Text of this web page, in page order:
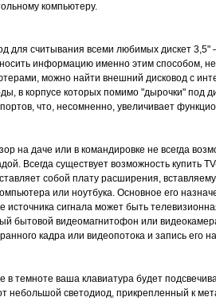
компьютеру.
для считывания всеми любимых дискет
информацию именно этим способом,
можно найти внешний дисковод с
в корпусе которых помимо "дырочки" под
что, несомненно, увеличивает
на даче или в командировке не всегда
Всегда существует возможность купить
собой плату расширения,
или ноутбука. Основное его
источника сигнала может быть
бытовой видеомагнитофон или
кадра или видеопотока и запись его
в темноте ваша клавиатура будет
небольшой светодиод, прикрепленный к